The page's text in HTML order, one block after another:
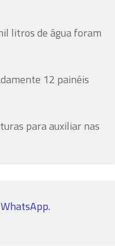
litros de água foram
12 painéis
para auxiliar nas